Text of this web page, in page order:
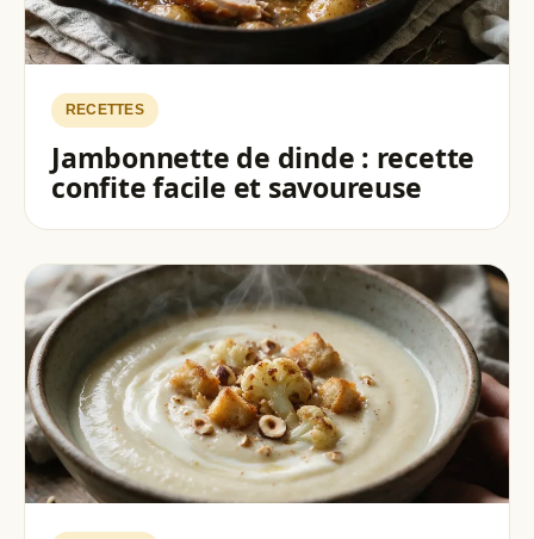
RECETTES
Jambonnette de dinde : recette
confite facile et savoureuse